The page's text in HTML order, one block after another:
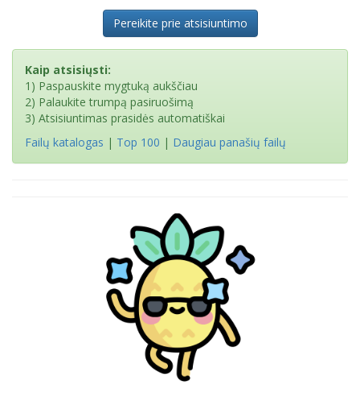
Pereikite prie atsisiuntimo
Kaip atsisiųsti:
1) Paspauskite mygtuką aukščiau
2) Palaukite trumpą pasiruošimą
3) Atsisiuntimas prasidės automatiškai
Failų katalogas | Top 100 | Daugiau panašių failų